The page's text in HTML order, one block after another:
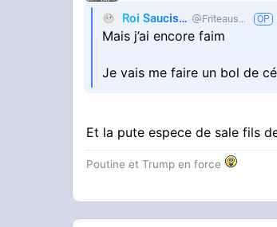
Roi Saucisse Friteausucre
Mais j’ai encore faim
Je vais me faire un bol de
Et la pute espece de sale fils
Poutine et Trump en force